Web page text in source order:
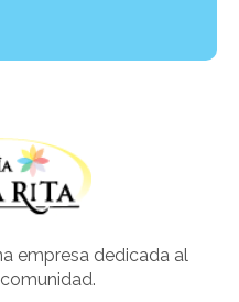
empresa dedicada al